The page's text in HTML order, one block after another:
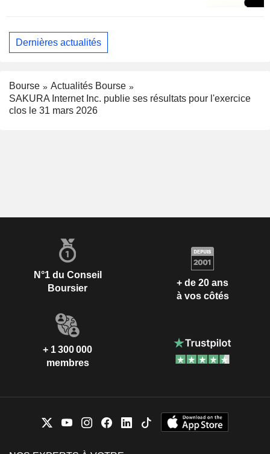
Dernières actualités
Bourse
Actualités Bourse
SAKURA Internet Inc. publie ses résultats pour l'exercice
clos le 31 mars 2026
N°1 du Conseil
Boursier
+ de 20 ans
à vos côtés
+ 1 300 000
membres